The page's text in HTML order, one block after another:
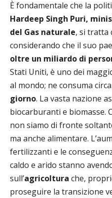
È fondamentale che la
Hardeep Singh Puri,
del Gas naturale, si tratta
considerando che il suo
oltre un miliardo di
Stati Uniti, è uno dei
al mondo; ne consuma circa
giorno. La vasta nazione
biocarburanti e biomasse.
non siamo di fronte
ma anche alimentare.
fertilizzanti e le
caldo e arido stanno
sull’agricoltura che,
proseguire la transizione